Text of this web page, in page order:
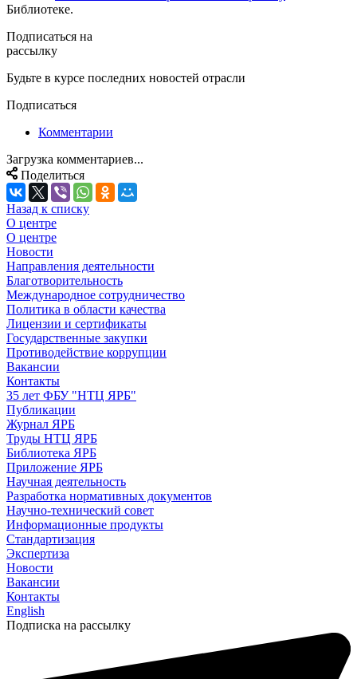
Библиотеке.
Подписаться на
рассылку
Будьте в курсе последних новостей отрасли
Подписаться
Комментарии
Загрузка комментариев...
Поделиться
Назад к списку
О центре
О центре
Новости
Направления деятельности
Благотворительность
Международное сотрудничество
Политика в области качества
Лицензии и сертификаты
Государственные закупки
Противодействие коррупции
Вакансии
Контакты
35 лет ФБУ "НТЦ ЯРБ"
Публикации
Журнал ЯРБ
Труды НТЦ ЯРБ
Библиотека ЯРБ
Приложение ЯРБ
Научная деятельность
Разработка нормативных документов
Научно-технический совет
Информационные продукты
Стандартизация
Экспертиза
Новости
Вакансии
Контакты
English
Подписка на рассылку